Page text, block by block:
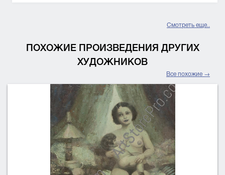
Смотреть еще..
ПОХОЖИЕ ПРОИЗВЕДЕНИЯ ДРУГИХ
ХУДОЖНИКОВ
Все похожие →